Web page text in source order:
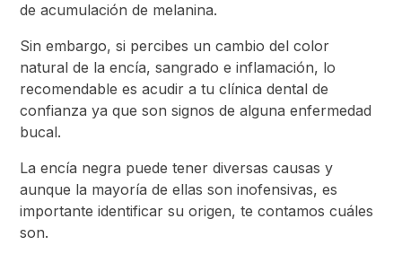
de acumulación de melanina.
Sin embargo, si percibes un cambio del color
natural de la encía, sangrado e inflamación, lo
recomendable es acudir a tu clínica dental de
confianza ya que son signos de alguna enfermedad
bucal.
La encía negra puede tener diversas causas y
aunque la mayoría de ellas son inofensivas, es
importante identificar su origen, te contamos cuáles
son.